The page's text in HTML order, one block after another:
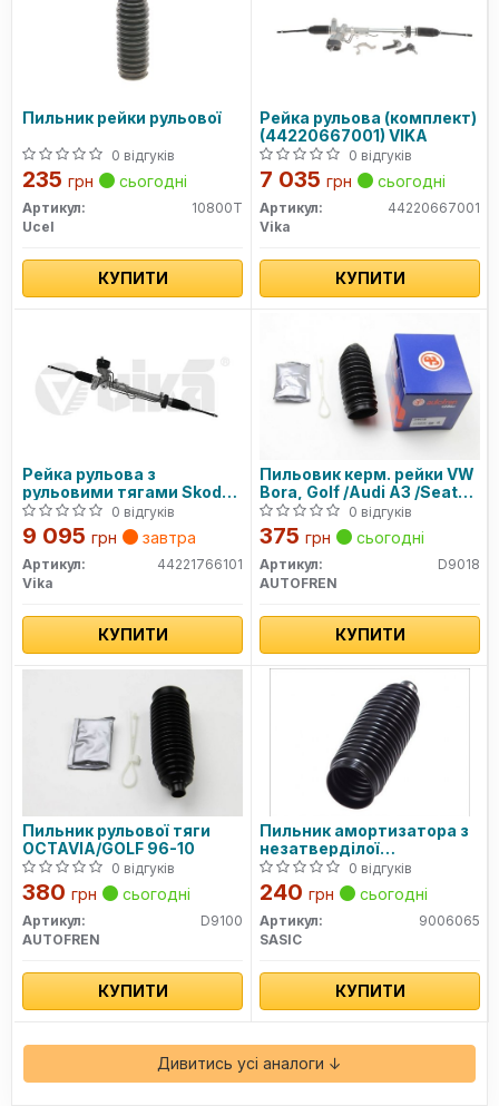
Пильник рейки рульової
0 відгуків
235 грн сьогодні
Артикул:
10800T
Ucel
КУПИТИ
Рейка рульова (комплект)
(44220667001) VIKA
0 відгуків
7 035 грн сьогодні
Артикул:
44220667001
Vika
КУПИТИ
Рейка рульова з
рульовими тягами Skoda
Octavia (97-11)/VW Golf
(98-10)/Audi A3 (97-
03)/Seat Leon (00-
06),Toledo (99-04)
(44221766101) VIKA
0 відгуків
9 095 грн завтра
Артикул:
44221766101
Vika
КУПИТИ
Пильовик керм. рейки VW
Bora, Golf /Audi A3 /Seat
/Skoda 1.4-3.2 09.96-12.10
0 відгуків
375 грн сьогодні
Артикул:
D9018
AUTOFREN
КУПИТИ
Пильник рульової тяги
OCTAVIA/GOLF 96-10
0 відгуків
380 грн сьогодні
Артикул:
D9100
AUTOFREN
КУПИТИ
Пильник амортизатора з
незатверділої
вулканізованої гуми
0 відгуків
240 грн сьогодні
Артикул:
9006065
SASIC
КУПИТИ
Дивитись усі аналоги ↓